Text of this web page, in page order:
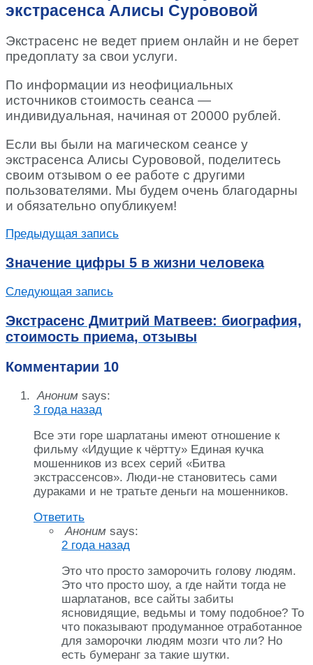
экстрасенса Алисы Сурововой
Экстрасенс не ведет прием онлайн и не берет
предоплату за свои услуги.
По информации из неофициальных
источников стоимость сеанса —
индивидуальная, начиная от 20000 рублей.
Если вы были на магическом сеансе у
экстрасенса Алисы Сурововой, поделитесь
своим отзывом о ее работе с другими
пользователями. Мы будем очень благодарны
и обязательно опубликуем!
Предыдущая запись
Значение цифры 5 в жизни человека
Следующая запись
Экстрасенс Дмитрий Матвеев: биография,
стоимость приема, отзывы
Комментарии 10
Аноним says:
3 года назад
Все эти горе шарлатаны имеют отношение к
фильму «Идущие к чёртту» Единая кучка
мошенников из всех серий «Битва
экстрассенсов». Люди-не становитесь сами
дураками и не тратьте деньги на мошенников.
Ответить
Аноним says:
2 года назад
Это что просто заморочить голову людям.
Это что просто шоу, а где найти тогда не
шарлатанов, все сайты забиты
ясновидящие, ведьмы и тому подобное? То
что показывают продуманное отработанное
для заморочки людям мозги что ли? Но
есть бумеранг за такие шутки.